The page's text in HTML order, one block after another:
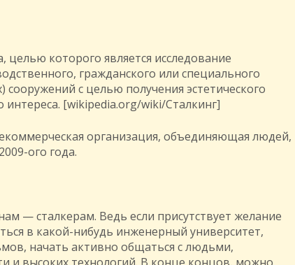
которого является исследование
гражданского или специального
с целью получения эстетического
интереса. [wikipedia.org/wiki/Сталкинг]
организация, объединяющая людей,
ого года.
— сталкерам. Ведь если присутствует желание
в какой-нибудь инженерный университет,
начать активно общаться с людьми,